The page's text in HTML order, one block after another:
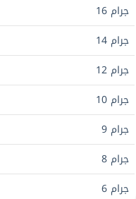
جرام 16
جرام 14
جرام 12
جرام 10
جرام 9
جرام 8
جرام 6